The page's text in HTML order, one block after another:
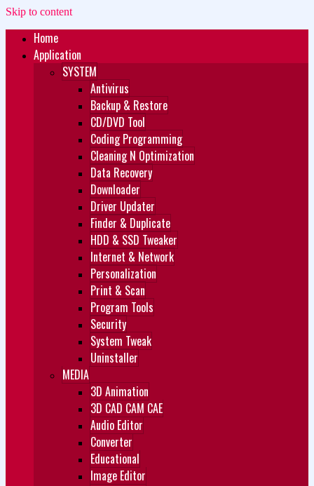
Skip to content
Zukét Printing
Free Download
Home
Application
SYSTEM
Antivirus
Backup & Restore
CD/DVD Tool
Coding Programming
Cleaning N Optimization
Data Recovery
Downloader
Driver Updater
Finder & Duplicate
HDD & SSD Tweaker
Internet & Network
Personalization
Print & Scan
Program Tools
Security
System Tweak
Uninstaller
MEDIA
3D Animation
3D CAD CAM CAE
Audio Editor
Converter
Educational
Image Editor